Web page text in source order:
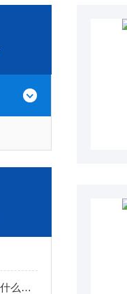
高压灭菌锅实验室灭菌不*是什么原因造成的？